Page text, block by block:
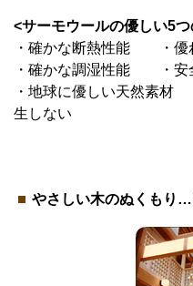
<サーモウールの優しい5
・確かな断熱性能 ・優
・確かな調湿性能 ・安
・地球に優しい天然素
生しない
やさしい木のぬくもり